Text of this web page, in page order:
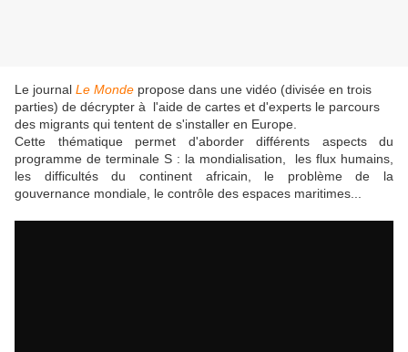
Le journal Le Monde propose dans une vidéo (divisée en trois
parties) de décrypter à l'aide de cartes et d'experts le parcours
des migrants qui tentent de s'installer en Europe.
Cette thématique permet d'aborder différents aspects du
programme de terminale S : la mondialisation, les flux humains,
les difficultés du continent africain, le problème de la
gouvernance mondiale, le contrôle des espaces maritimes...